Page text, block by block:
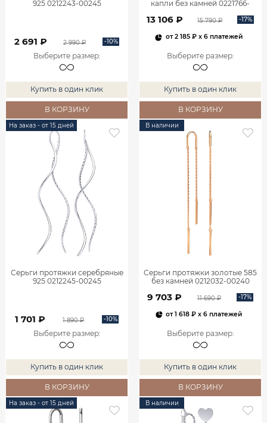
925 0212243-00245
2 691 ₽ 2 990 ₽ -10%
Выберите размер:
Купить в один клик
В КОРЗИНУ
капли без камней 0221766-
13 106 ₽ 15 790 ₽ -17%
от2 185 ₽x 6 платежей
Выберите размер:
Купить в один клик
В КОРЗИНУ
На заказ - от 15 дней
Серьги протяжки серебряные
925 0212245-00245
1 701 ₽ 1 890 ₽ -10%
Выберите размер:
Купить в один клик
В КОРЗИНУ
В наличии
Серьги протяжки золотые 585
без камней 0212032-00240
9 703 ₽ 11 690 ₽ -17%
от1 618 ₽ x 6 платежей
Выберите размер:
Купить в один клик
В КОРЗИНУ
На заказ - от 15 дней В наличии